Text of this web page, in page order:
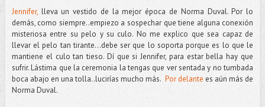
Jennifer,lleva un vestido de la mejor época de Norma Duval. Por lo
demás, como siempre..empiezo a sospechar que tiene alguna conexión
misteriosa entre su pelo y su culo. No me explico que sea capaz de
llevar el pelo tan tirante...debe ser que lo soporta porque es lo que le
mantiene el culo tan tieso. Dí que si Jennifer, para estar bella hay que
sufrir. Lástima que la ceremonia la tengas que ver sentada y no tumbada
boca abajo en una tolla..lucirías mucho más. Por delante es aún más de
Norma Duval.